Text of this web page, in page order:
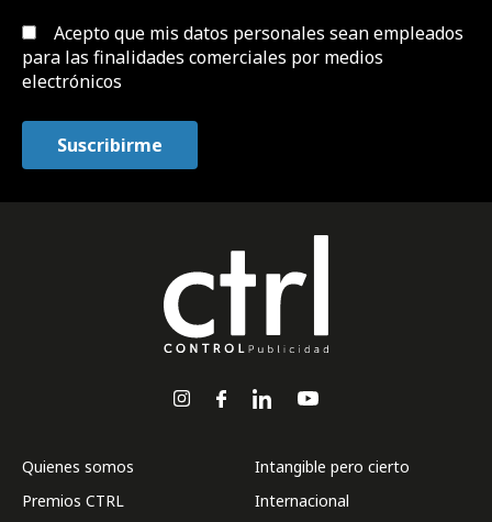
Acepto que mis datos personales sean empleados
para las finalidades comerciales por medios
electrónicos
Quienes somos
Premios CTRL
Intangible pero cierto
Internacional